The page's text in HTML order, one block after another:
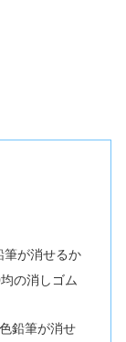
筆が消せるか
の消しゴム
鉛筆が消せ